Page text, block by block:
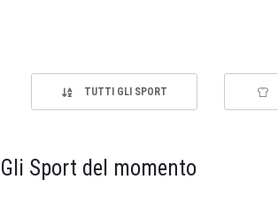
TUTTI GLI SPORT
Gli Sport del momento